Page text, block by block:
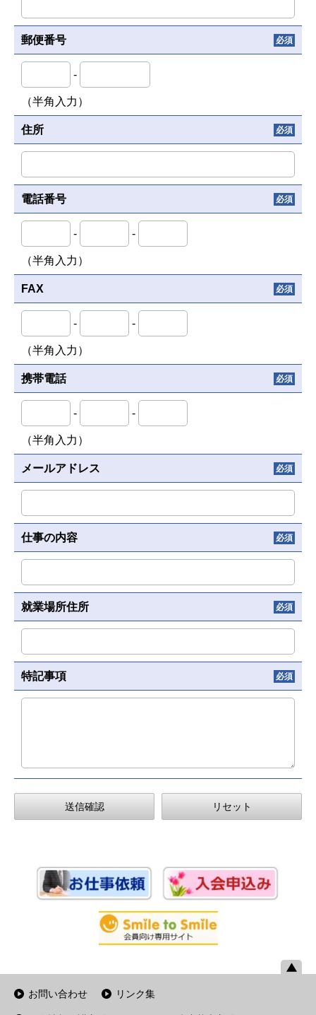
郵便番号 必須
-
（半角入力）
住所 必須
電話番号 必須
- -
（半角入力）
FAX 必須
- -
（半角入力）
携帯電話 必須
- -
（半角入力）
メールアドレス 必須
仕事の内容 必須
就業場所住所 必須
特記事項 必須
お問い合わせ リンク集